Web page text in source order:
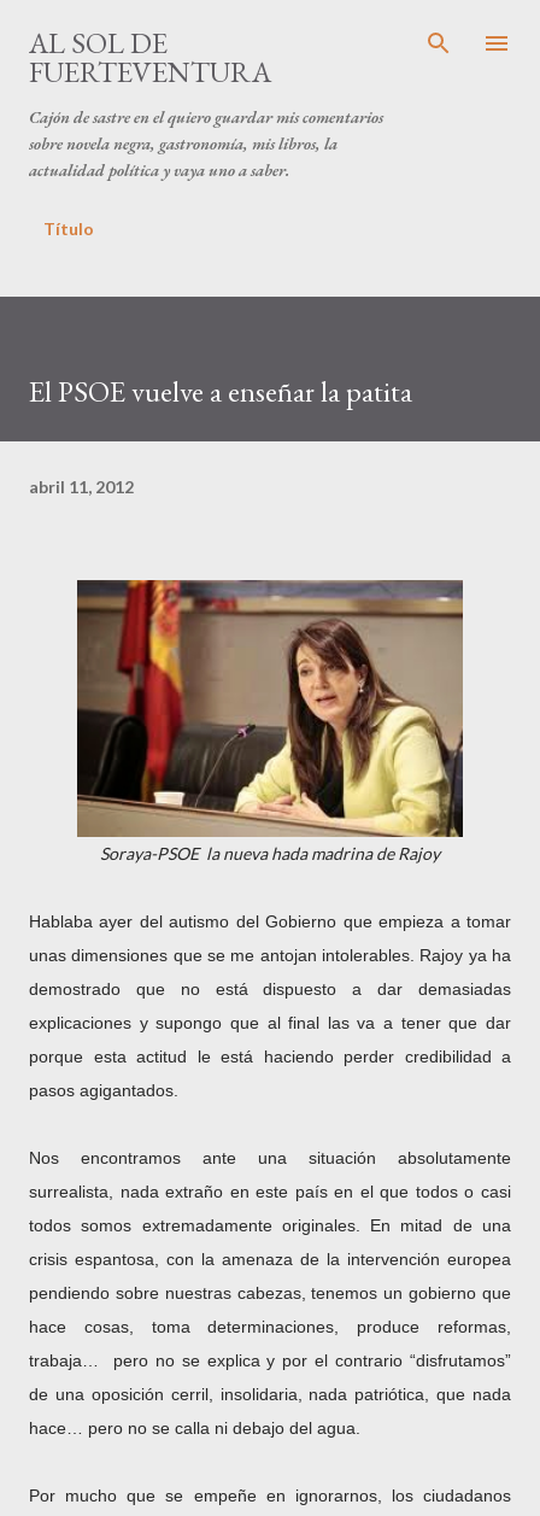
AL SOL DE
FUERTEVENTURA
Cajón de sastre en el quiero guardar mis comentarios
sobre novela negra, gastronomía, mis libros, la
actualidad política y vaya uno a saber.
Título
El PSOE vuelve a enseñar la patita
abril 11, 2012
Soraya-PSOE la nueva hada madrina de Rajoy
Hablaba ayer del autismo del Gobierno que empieza a tomar
unas dimensiones que se me antojan intolerables. Rajoy ya ha
demostrado que no está dispuesto a dar demasiadas
explicaciones y supongo que al final las va a tener que dar
porque esta actitud le está haciendo perder credibilidad a
pasos agigantados.
Nos encontramos ante una situación absolutamente
surrealista, nada extraño en este país en el que todos o casi
todos somos extremadamente originales. En mitad de una
crisis espantosa, con la amenaza de la intervención europea
pendiendo sobre nuestras cabezas, tenemos un gobierno que
hace cosas, toma determinaciones, produce reformas,
trabaja…
pero no se explica y por el contrario “disfrutamos”
de una oposición cerril, insolidaria, nada patriótica, que nada
hace… pero no se calla ni debajo del agua.
Por mucho que se empeñe en ignorarnos, los ciudadanos